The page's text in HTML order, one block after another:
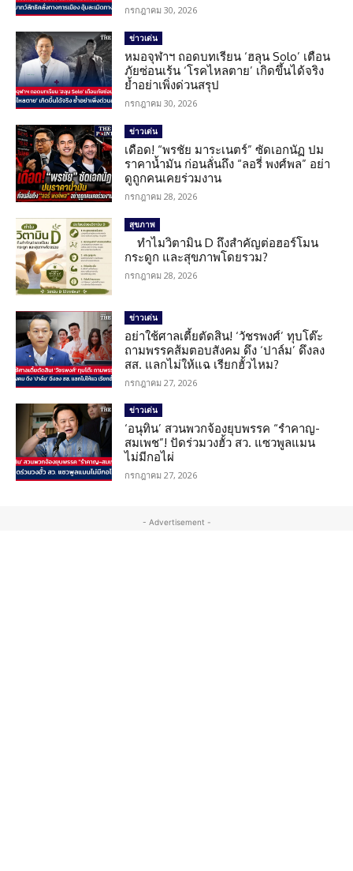
กรกฎาคม 30, 2026
ข่าวเด่น
หมอจุฬาฯ ถอดบทเรียน ‘ฮลุน Solo’ เตือน
ภัยซ่อนเร้น ‘โรคไหลตาย’ เกิดขึ้นได้จริง
ย้ำอย่าเพิ่งด่วนสรุป
กรกฎาคม 30, 2026
ข่าวเด่น
เดือด! “พรชัย มาระเนตร์” ซัดเอกนัฏ ปม
ราคาน้ำมัน ก่อนลั่นถึง “ลอรี่ พงศ์พล” อย่า
ดูถูกคนเคยร่วมงาน
กรกฎาคม 28, 2026
สุขภาพ
ทำไมวิตามิน D ถึงสำคัญต่อฮอร์โมน
กระดูก และสุขภาพโดยรวม?
กรกฎาคม 28, 2026
ข่าวเด่น
อย่าใช้ศาลเตี้ยตัดสิน! ‘วัชรพงศ์’ ทุบโต๊ะ
ถามพรรคส้มตอบสังคม ดึง ‘ปาล์ม’ ดึงลง
สส. แลกไม่ให้แฉ เรียกฮั้วไหม?
กรกฎาคม 27, 2026
ข่าวเด่น
‘อนุทิน’ สวนพวกจ้องยุบพรรค “รำคาญ-
สมเพช”! ปัดร่วมวงฮั้ว สว. แซวพูลแมน
ไม่มีกอไผ่
กรกฎาคม 27, 2026
- Advertisement -